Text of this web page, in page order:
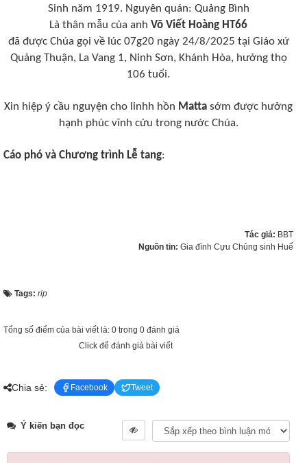
Sinh năm 1919. Nguyên quán: Quảng Bình
Là thân mẫu của anh Võ Viết Hoàng HT66
đã được Chúa gọi về lúc 07g20 ngày 24/8/2025 tại Giáo xứ
Quảng Thuận, La Vang 1, Ninh Sơn, Khánh Hòa, hưởng thọ
106 tuổi.
Xin hiệp ý cầu nguyện cho linhh hồn Matta sớm được hưởng
hạnh phúc vĩnh cửu trong nước Chúa.
Cáo phó và Chương trình Lễ tang:
Tác giả: BBT
Nguồn tin: Gia đình Cựu Chủng sinh Huế
Tags: rip
Tổng số điểm của bài viết là: 0 trong 0 đánh giá
Click để đánh giá bài viết
Chia sẻ: Facebook Tweet
Ý kiến bạn đọc